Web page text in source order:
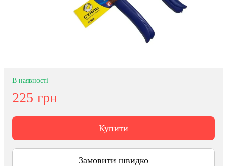
В наявності
225 грн
Купити
Замовити швидко